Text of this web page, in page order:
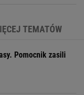
TEMATÓW
Pomocnik zasili